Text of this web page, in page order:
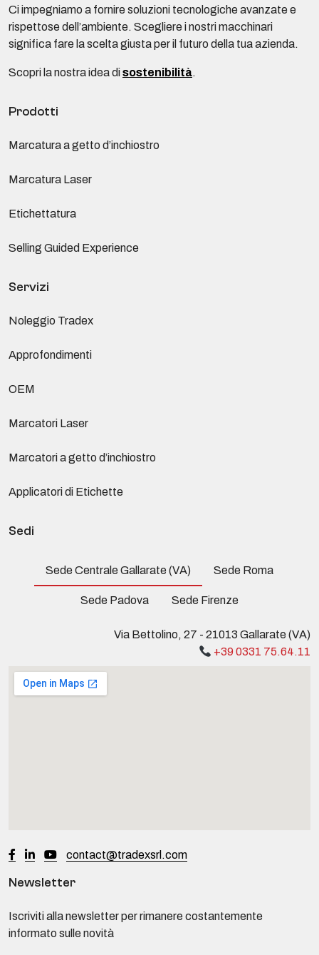
Ci impegniamo a fornire soluzioni tecnologiche avanzate e
rispettose dell’ambiente. Scegliere i nostri macchinari
significa fare la scelta giusta per il futuro della tua azienda.
Scopri la nostra idea disostenibilità.
Prodotti
Marcatura a getto d’inchiostro
Marcatura Laser
Etichettatura
Selling Guided Experience
Servizi
Noleggio Tradex
Approfondimenti
OEM
Marcatori Laser
Marcatori a getto d’inchiostro
Applicatori di Etichette
Sedi
Sede Centrale Gallarate (VA) Sede Roma
Sede Padova Sede Firenze
Via Bettolino, 27 - 21013 Gallarate (VA)
+39 0331 75.64.11
contact@tradexsrl.com
Newsletter
Iscriviti alla newsletter per rimanere costantemente
informato sulle novità